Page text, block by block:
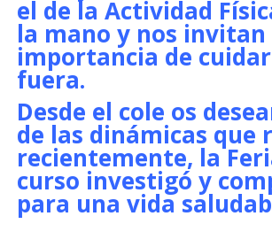
el de la Actividad
la mano y nos
importancia de
fuera.
Desde el cole os
de las dinámicas que
recientemente, la
curso investigó y
para una vida